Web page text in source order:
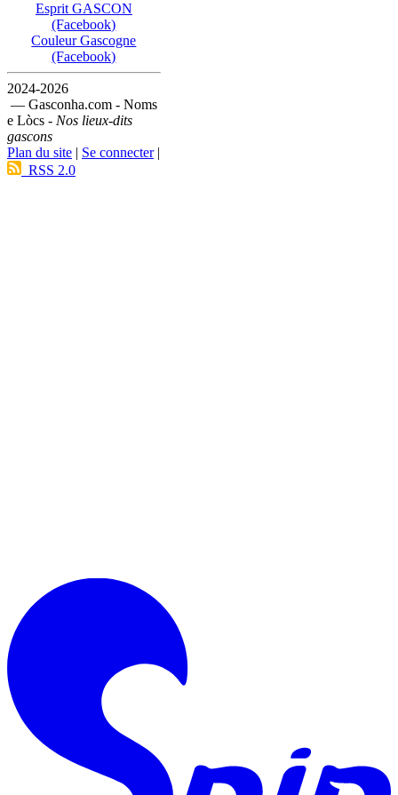
Esprit GASCON
(Facebook)
Couleur Gascogne
(Facebook)
2024-2026
— Gasconha.com - Noms
e Lòcs - Nos lieux-dits
gascons
Plan du site | Se connecter|
RSS 2.0